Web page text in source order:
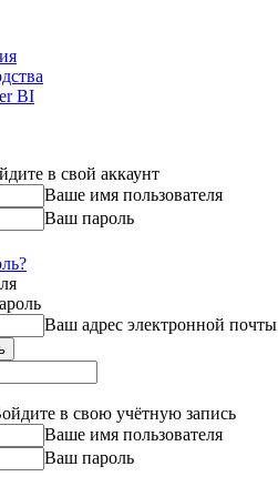
BI
в свой аккаунт
Ваше имя пользователя
Ваш пароль
Ваш адрес электронной почты
в свою учётную запись
Ваше имя пользователя
Ваш пароль